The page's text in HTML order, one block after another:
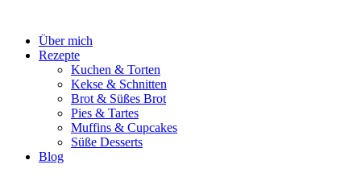
springenÜber mich
Rezepte
Kuchen & Torten
Kekse & Schnitten
Brot & Süßes Brot
Pies & Tartes
Muffins & Cupcakes
Süße Desserts
Blog